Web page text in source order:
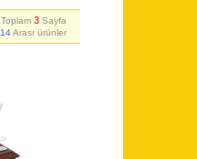
Toplam3 Sayfa
14Arası ürünler